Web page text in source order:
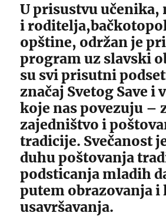
U prisustvu učenika,
i
opštine, održan je
program uz slavski
su svi prisutni
značaj Svetog Save i
koje nas povezuju –
zajedništvo i
tradicije. Svečanost
duhu poštovanja
podsticanja mladih
putem obrazovanja i
usavršavanja.